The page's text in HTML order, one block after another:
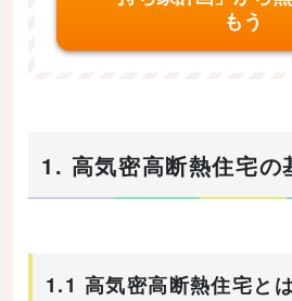
もう
1. 高気密高断熱住宅の
1.1 高気密高断熱住宅と